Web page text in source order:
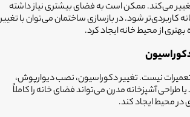
می‌کند. ممکن است به فضای بیشتری نیاز داشته
کاربردی‌تر شود. در بازسازی ساختمان می‌توان با تغییر
از محیط خانه ایجاد کرد.
نیست. تغییر دکوراسیون، نصب دیوارپوش،
آشپزخانه مدرن می‌تواند فضای خانه را کاملاً
در محیط ایجاد کند.